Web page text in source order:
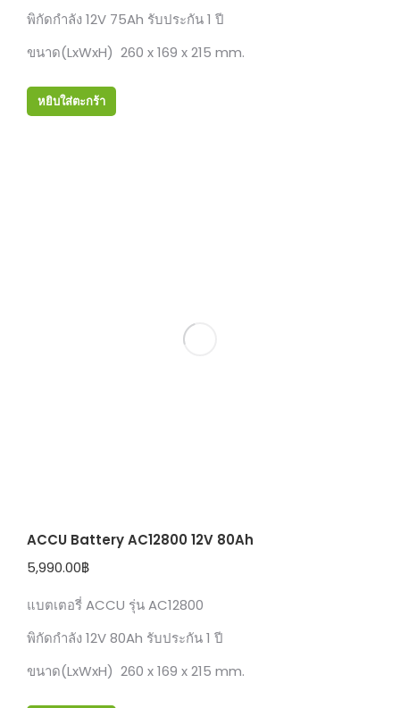
พิกัดกำลัง 12V 75Ah รับประกัน 1 ปี
ขนาด(LxWxH) 260 x 169 x 215 mm.
หยิบใส่ตะกร้า
ACCU Battery AC12800 12V 80Ah
5,990.00฿
แบตเตอรี่ ACCU รุ่น AC12800
พิกัดกำลัง 12V 80Ah รับประกัน 1 ปี
ขนาด(LxWxH) 260 x 169 x 215 mm.